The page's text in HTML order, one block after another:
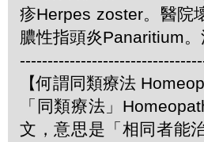
疹Herpes zoster。醫院
膿性指頭炎Panaritium。
【何謂同類療法
「同類療法」
文，意思是「相同者能